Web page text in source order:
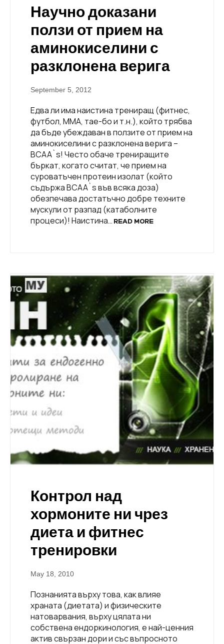
Научно доказани
ползи от прием на
аминокиселини с
разклонена верига
September 5, 2012
Едва ли има наистина трениращ (фитнес,
футбол, ММА, тае-бо и т.н.), който трябва
да бъде убеждаван в ползите от прием на
аминокиселини с разклонена верига –
BCAA`s! Често обаче трениращите
бъркат, когато считат, че прием на
суроватъчен протеин изолат (който
съдържа BCAA`s във всяка доза)
обезпечава достатъчно добре техните
мускули от разпад (катаболните
процеси)! Наистина… READ MORE
Контрол над
хормоните ни чрез
диета и фитнес
тренировки
May 18, 2010
Познанията върху това, как влияе
храната (диетата) и физическите
натоварвания, върху цялата ни
собствена ендоркинология, е най-ценния
актив свързан дори и със въпросното